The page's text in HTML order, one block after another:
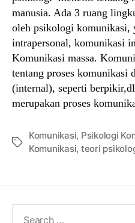
manusia. Ada 3 ruang
oleh psikologi komunikasi,
intrapersonal, komunikasi
Komunikasi massa.
tentang proses
(internal), seperti
merupakan proses
Tags
Komunikasi, Psikologi
Komunikasi, teori